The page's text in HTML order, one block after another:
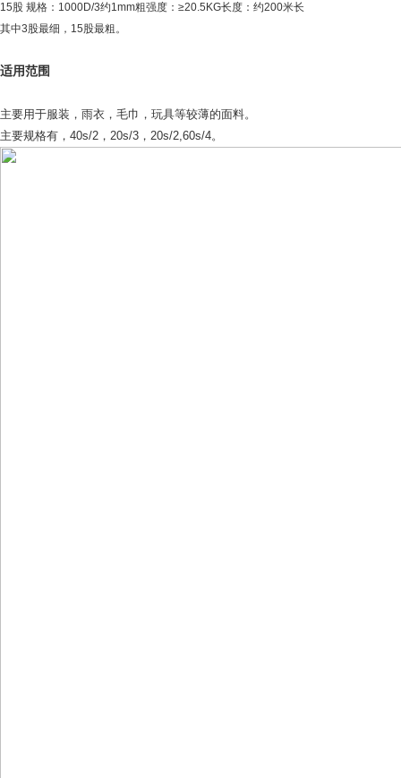
15股 规格：1000D/3约1mm粗强度：≥20.5KG长度：约200米长
其中3股最细，15股最粗。
适用范围
主要用于服装，雨衣，毛巾，玩具等较薄的面料。
主要规格有，40s/2，20s/3，20s/2,60s/4。